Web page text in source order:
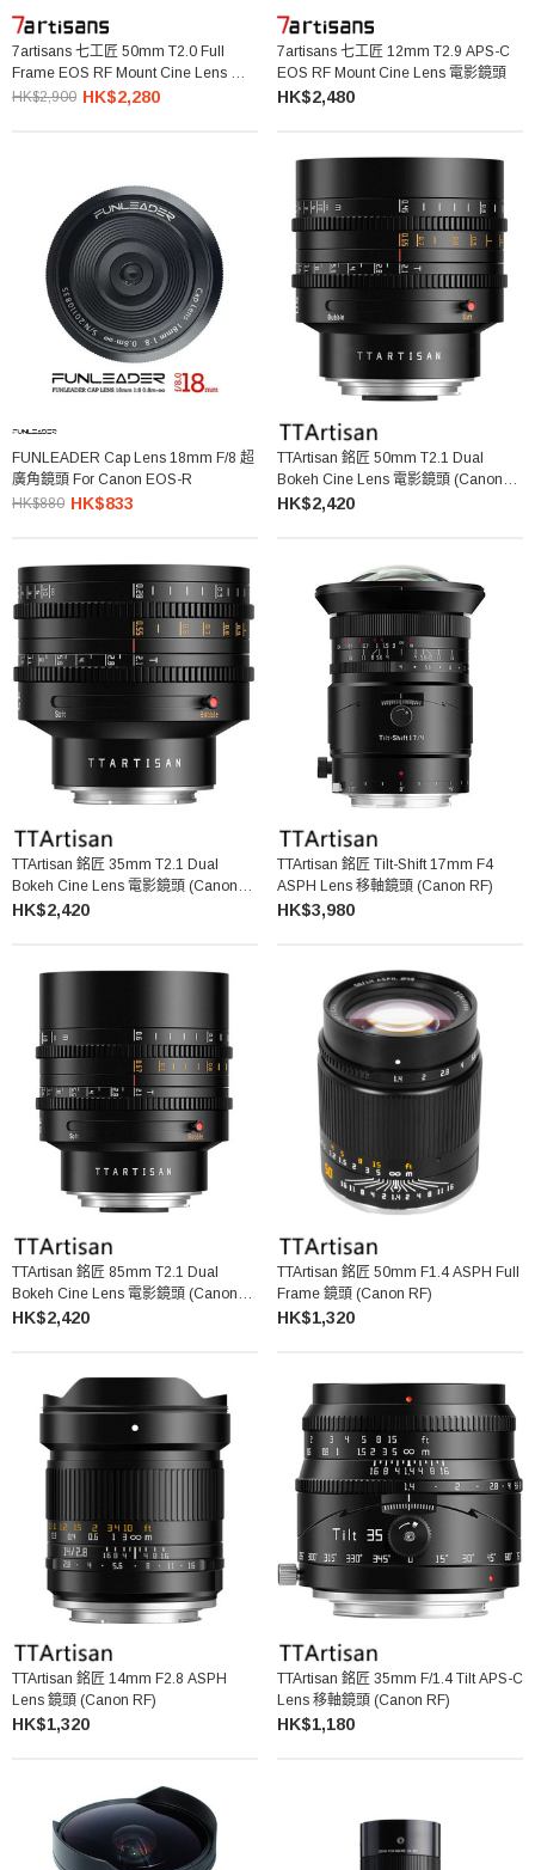
7artisans 七工匠 50mm T2.0 Full
Frame EOS RF Mount Cine Lens 電
影鏡頭
HK$2,900 HK$2,280
7artisans 七工匠 12mm T2.9 APS-C
EOS RF Mount Cine Lens 電影鏡頭
HK$2,480
FUNLEADER Cap Lens 18mm F/8 超
廣角鏡頭 For Canon EOS-R
HK$880 HK$833
TTArtisan 銘匠 50mm T2.1 Dual
Bokeh Cine Lens 電影鏡頭 (Canon
RF)
HK$2,420
TTArtisan 銘匠 35mm T2.1 Dual
Bokeh Cine Lens 電影鏡頭 (Canon
RF)
HK$2,420
TTArtisan 銘匠 Tilt-Shift 17mm F4
ASPH Lens 移軸鏡頭 (Canon RF)
HK$3,980
TTArtisan 銘匠 85mm T2.1 Dual
Bokeh Cine Lens 電影鏡頭 (Canon
RF)
HK$2,420
TTArtisan 銘匠 50mm F1.4 ASPH Full
Frame 鏡頭 (Canon RF)
HK$1,320
TTArtisan 銘匠 14mm F2.8 ASPH
Lens 鏡頭 (Canon RF)
HK$1,320
TTArtisan 銘匠 35mm F/1.4 Tilt APS-C
Lens 移軸鏡頭 (Canon RF)
HK$1,180